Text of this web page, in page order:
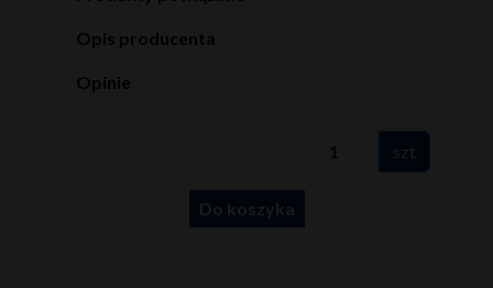
Opis producenta
Opinie
szt
Do koszyka